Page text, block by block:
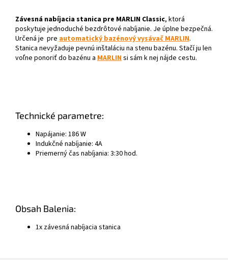
Závesná nabíjacia stanica pre MARLIN Classic, ktorá
poskytuje jednoduché bezdrôtové nabíjanie. Je úplne bezpečná.
Určená je pre automatický bazénový vysávač MARLIN.
Stanica nevyžaduje pevnú inštaláciu na stenu bazénu. Stačí ju len
voľne ponoriť do bazénu a MARLINsi sám k nej nájde cestu.
Technické parametre:
Napájanie: 186 W
Indukčné nabíjanie: 4A
Priemerný čas nabíjania: 3:30 hod.
Obsah Balenia:
1x závesná nabíjacia stanica